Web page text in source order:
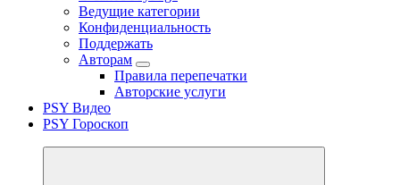
Ведущие категории
Конфиденциальность
Поддержать
Авторам
Правила перепечатки
Авторские услуги
PSY Видео
PSY Гороскоп